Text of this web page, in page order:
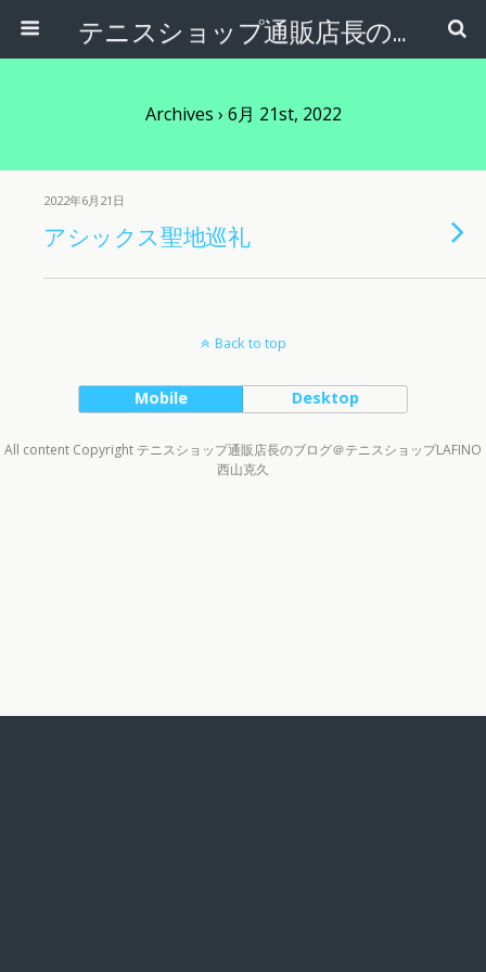
テニスショップ通販店長のブログ＠テニスショップLAFINO 西山克久
Archives › 6月 21st, 2022
2022年6月21日
アシックス聖地巡礼
Back to top
Mobile Desktop
All content Copyright テニスショップ通販店長のブログ＠テニスショップLAFINO
西山克久